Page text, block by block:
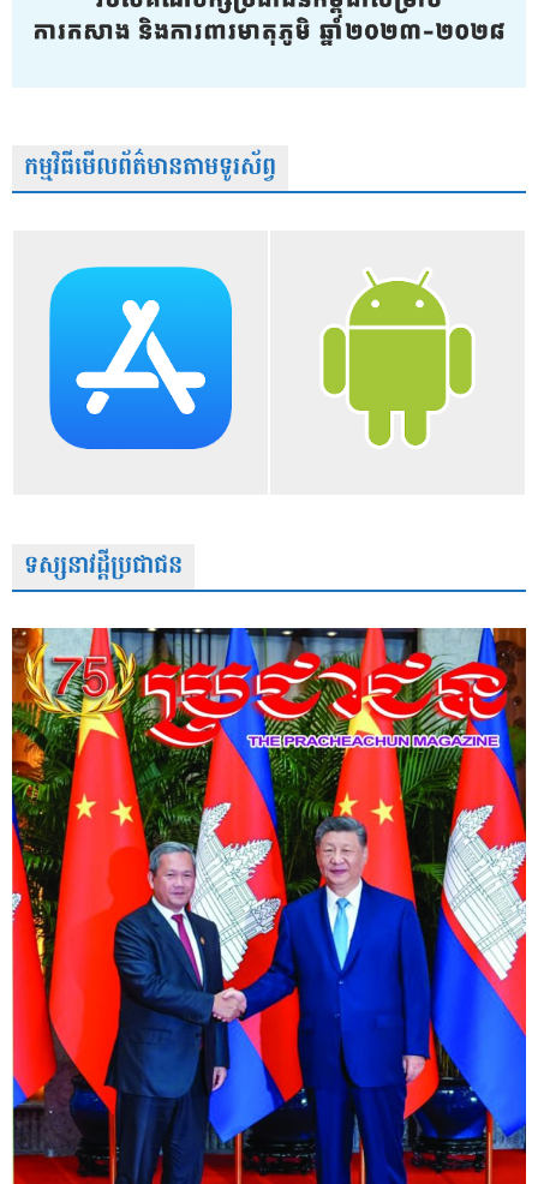
កម្មវិធីមើលព័ត៌មានតាមទូរស័ព្វ
ទស្សនាវដ្តីប្រជាជន